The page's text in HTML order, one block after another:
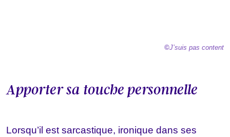
©J’suis pas content
Apporter sa touche personnelle
Lorsqu’il est sarcastique, ironique dans ses